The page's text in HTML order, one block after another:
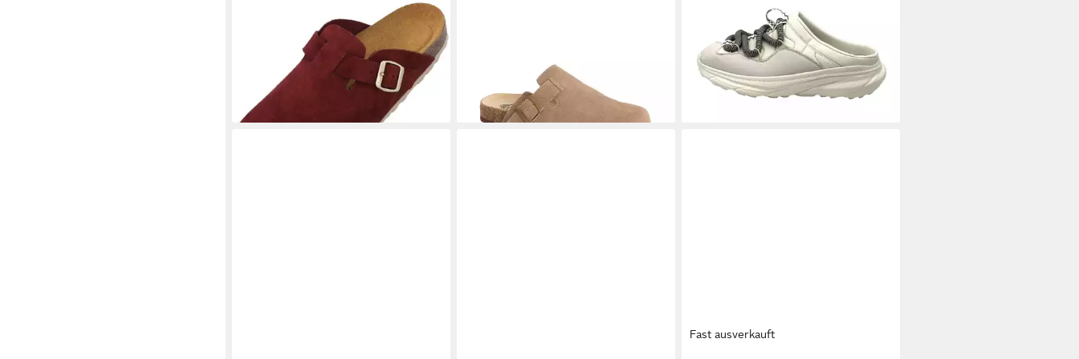
Kiel Premium Leather Clog
UVP89,99 €
Sabots Clog leicht, bequem
ab 38,90 € UVP45,90 €
(38,90 €/ 1 Paar)
-15%
+6
Fast ausverkauft